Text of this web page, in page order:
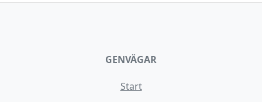
GENVÄGAR
Start